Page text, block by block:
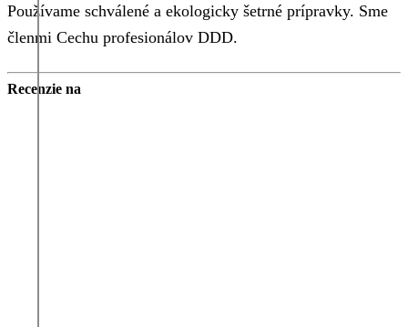
Používame schválené a ekologicky šetrné prípravky. Sme
členmi Cechu profesionálov DDD.
Recenzie na